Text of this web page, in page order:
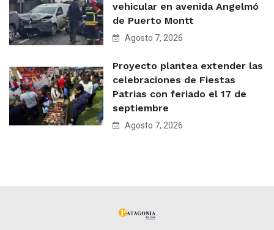
vehicular en avenida Angelmó
de Puerto Montt
Agosto 7, 2026
Proyecto plantea extender las
celebraciones de Fiestas
Patrias con feriado el 17 de
septiembre
Agosto 7, 2026